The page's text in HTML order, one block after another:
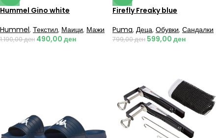
Hummel Gino white
Hummel, Текстил, Маици, Мажи
1.190,00ден 490,00 ден
Firefly Freaky blue
Puma, Деца, Обувки, Сандалки
799,00ден 599,00 ден